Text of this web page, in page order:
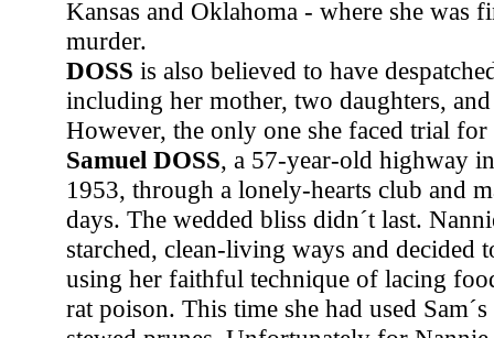
Kansas and Oklahoma - where she was
murder.
DOSS is also believed to have
including her mother, two daughters,
However, the only one she faced trial
Samuel DOSS, a 57-year-old highway
1953, through a lonely-hearts club and
days. The wedded bliss didn´t last.
starched, clean-living ways and decided
using her faithful technique of lacing
rat poison. This time she had used